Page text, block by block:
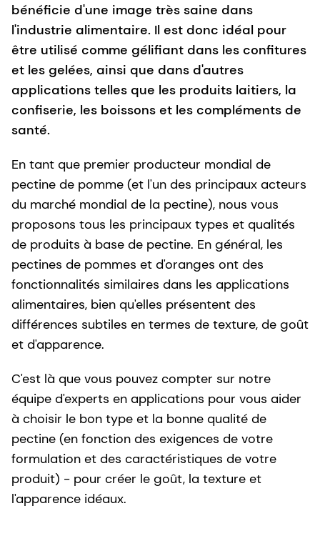
bénéficie d'une image très saine dans
l'industrie alimentaire. Il est donc idéal pour
être utilisé comme gélifiant dans les confitures
et les gelées, ainsi que dans d'autres
applications telles que les produits laitiers, la
confiserie, les boissons et les compléments de
santé.
En tant que premier producteur mondial de
pectine de pomme (et l'un des principaux acteurs
du marché mondial de la pectine), nous vous
proposons tous les principaux types et qualités
de produits à base de pectine. En général, les
pectines de pommes et d'oranges ont des
fonctionnalités similaires dans les applications
alimentaires, bien qu'elles présentent des
différences subtiles en termes de texture, de goût
et d'apparence.
C'est là que vous pouvez compter sur notre
équipe d'experts en applications pour vous aider
à choisir le bon type et la bonne qualité de
pectine (en fonction des exigences de votre
formulation et des caractéristiques de votre
produit) - pour créer le goût, la texture et
l'apparence idéaux.